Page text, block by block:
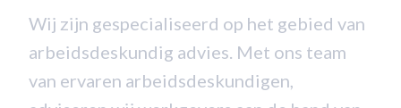
Wij zijn gespecialiseerd op het gebied van
arbeidsdeskundig advies. Met ons team
van ervaren arbeidsdeskundigen,